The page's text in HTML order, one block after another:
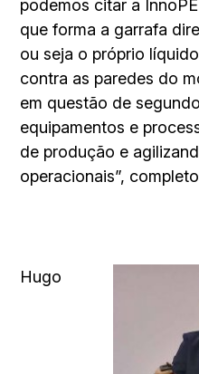
podemos citar a
que forma a garrafa
ou seja o próprio
contra as paredes do
em questão de
equipamentos e
de produção e
operacionais”,
Hugo